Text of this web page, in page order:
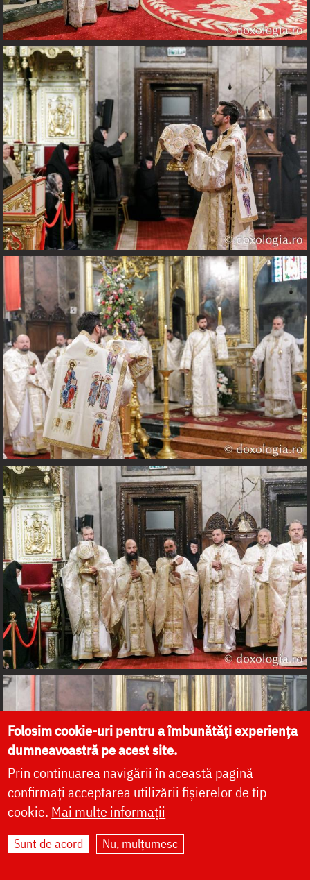
Folosim cookie-uri pentru a îmbunătăți experiența
dumneavoastră pe acest site.
Prin continuarea navigării în această pagină
confirmați acceptarea utilizării fișierelor de tip
cookie. Mai multe informații
Sunt de acord Nu, mulțumesc